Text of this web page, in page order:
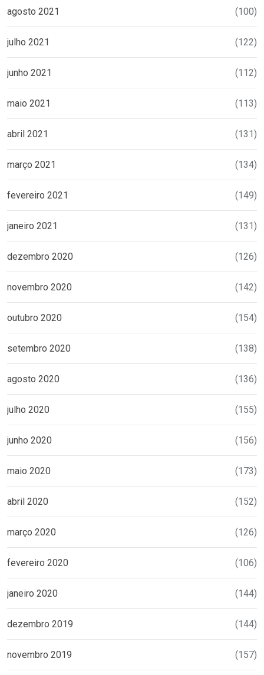
agosto 2021 (100)
julho 2021 (122)
junho 2021 (112)
maio 2021 (113)
abril 2021 (131)
março 2021 (134)
fevereiro 2021 (149)
janeiro 2021 (131)
dezembro 2020 (126)
novembro 2020 (142)
outubro 2020 (154)
setembro 2020 (138)
agosto 2020 (136)
julho 2020 (155)
junho 2020 (156)
maio 2020 (173)
abril 2020 (152)
março 2020 (126)
fevereiro 2020 (106)
janeiro 2020 (144)
dezembro 2019 (144)
novembro 2019 (157)